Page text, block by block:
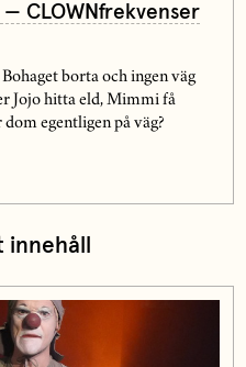
CLOWNfrekvenser
borta och ingen väg
Jojo hitta eld, Mimmi få
egentligen på väg?
innehåll